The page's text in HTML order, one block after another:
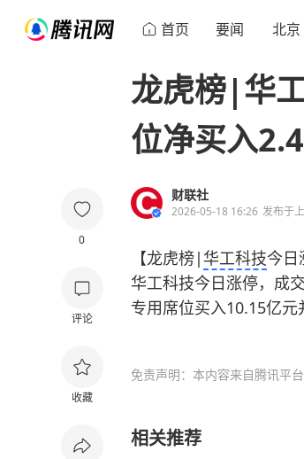
首页 要闻 北京
0
评论
收藏
龙虎榜|华
位净买入
财联社
2026-05-18 16:26 发布于
【龙虎榜| 华工科技今日
华工科技今日涨停，成
专用席位买入10.15亿元
免责声明：本内容来自腾讯平
相关推荐